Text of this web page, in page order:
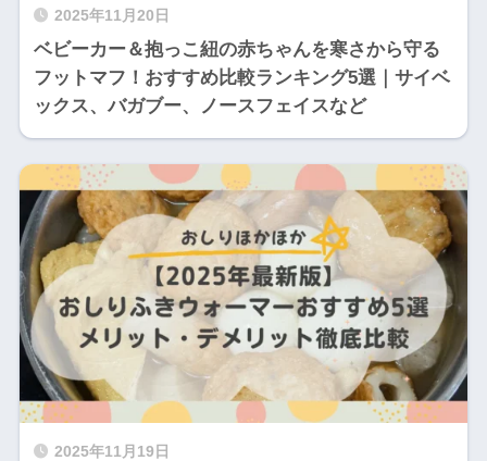
2025年11月20日
ベビーカー＆抱っこ紐の赤ちゃんを寒さから守る
フットマフ！おすすめ比較ランキング5選｜サイベ
ックス、バガブー、ノースフェイスなど
2025年11月19日